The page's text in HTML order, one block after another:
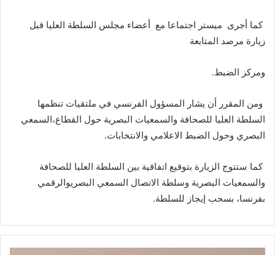
كما أجرى ميستر اجتماعا مع أعضاء مجلس السلطة العليا قبل
زيارة مرصد المتابعة
ومركز الضبط.
ومن المقرر أن يشار المسؤول الفرنسي في ملتقيات تنظمها
السلطة العليا للصحافة والسمعيات البصرية حول القطاع،السمعي
البصري وحول الضبط الاعلامي والانتخابات.
كما ستتوج الزيارة بتوقيع اتفاقية بين السلطة العليا للصحافة
والسمعيات البصرية وسلطة الاتصال السمعي البصريوالرقمي
بفرنسا، بسحب إيجاز للسلطة.